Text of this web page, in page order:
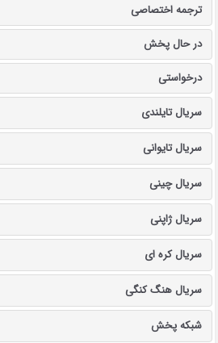
ترجمه اختصاصی
در حال پخش
درخواستی
سریال تایلندی
سریال تایوانی
سریال چینی
سریال ژاپنی
سریال کره ای
سریال هنگ کنگی
شبکه پخش